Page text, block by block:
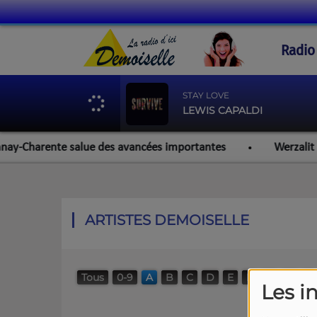
Les
Radio
STAY LOVE
LEWIS CAPALDI
salue des avancées importantes Werzalit
ARTISTES DEMOISELLE
Tous 0-9 A B C D E F